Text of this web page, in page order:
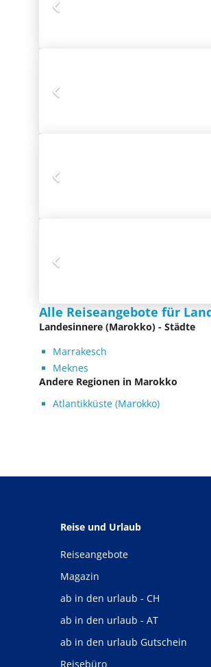
Alle Reiseangebote für
Landesinnere (Marokko) - Städte
Marrakesch
Meknes
Andere Regionen in Marokko
Atlantikküste (Marokko)
Reise und Urlaub
Reiseangebote
Magazin
ab in den urlaub - CH
ab in den urlaub - AT
ab in den urlaub Gutschein
Reisebüro